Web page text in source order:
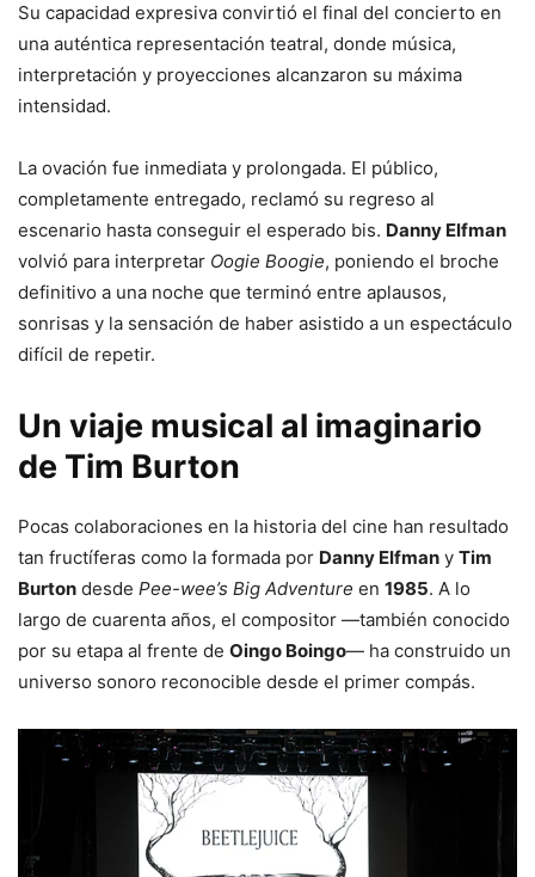
Su capacidad expresiva convirtió el final del concierto en
una auténtica representación teatral, donde música,
interpretación y proyecciones alcanzaron su máxima
intensidad.
La ovación fue inmediata y prolongada. El público,
completamente entregado, reclamó su regreso al
escenario hasta conseguir el esperado bis. Danny Elfman
volvió para interpretar Oogie Boogie, poniendo el broche
definitivo a una noche que terminó entre aplausos,
sonrisas y la sensación de haber asistido a un espectáculo
difícil de repetir.
Un viaje musical al imaginario
de Tim Burton
Pocas colaboraciones en la historia del cine han resultado
tan fructíferas como la formada por Danny Elfman y Tim
Burton desde Pee-wee’s Big Adventure en 1985. A lo
largo de cuarenta años, el compositor —también conocido
por su etapa al frente de Oingo Boingo— ha construido un
universo sonoro reconocible desde el primer compás.